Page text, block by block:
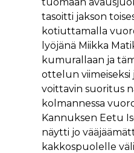
tasoitti jakson
kotiuttamalla
lyöjänä Miikka
kumurallaan ja
ottelun viimeiseksi
voittavin suoritus
kolmannessa
Kannuksen Eetu
näytti jo
kakkospuolelle